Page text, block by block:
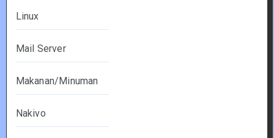
Linux
Mail Server
Makanan/Minuman
Nakivo